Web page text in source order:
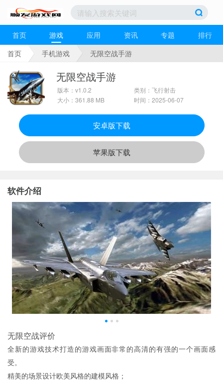
首页 游戏 应用 资讯 专题
排行
首页
手机游戏 无限空战手游
无限空战手游
版本：v1.0.2
大小：361.88 MB
类别：飞行射击
时间：2025-06-07
安卓版下载
苹果版下载
软件介绍
无限空战评价
全新的游戏技术打造的游戏画面非常的高清的有强的一个画面感
受。
精美的场景设计欧美风格的建模风格；